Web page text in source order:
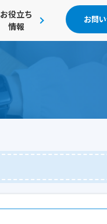
お役立ち
情報
お問